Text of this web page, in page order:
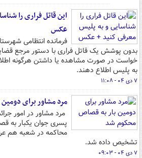
این قاتل فراری را
عکس
فرمانده انتظامی
بدون پوشش یک قاتل فراری با دستور مرجع
خواست در صورت مشاهده یا داشتن هرگونه
به پلیس اطلاع دهند.
۷ دی ۰۴ - ۱۱:۰۸
مرد مشاور برای
مرد مشاور در امور
پسری جوان یکبار به
محاکمه در شعبه هم
تشخیص داده شد.
۷ دی ۰۴ - ۰۹:۰۳